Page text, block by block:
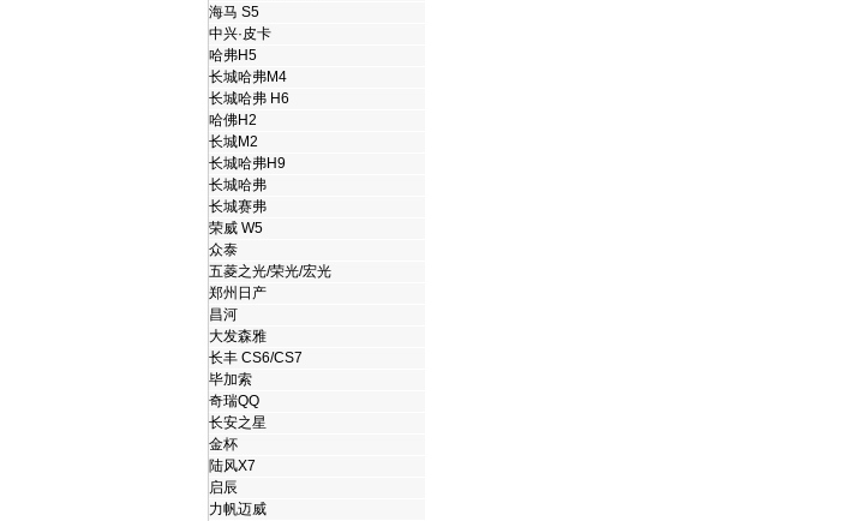
海马 S5
中兴·皮卡
哈弗H5
长城哈弗M4
长城哈弗 H6
哈佛H2
长城M2
长城哈弗H9
长城哈弗
长城赛弗
荣威 W5
众泰
五菱之光/荣光/宏光
郑州日产
昌河
大发森雅
长丰 CS6/CS7
毕加索
奇瑞QQ
长安之星
金杯
陆风X7
启辰
力帆迈威